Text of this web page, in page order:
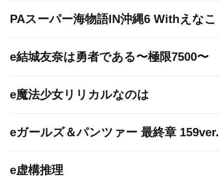
PAスーパー海物語IN沖縄6 Withえなこ
e結城友奈は勇者である〜極限7500〜
e魔法少女リリカルなのは
eガールズ＆パンツァー 最終章 159ver.
e虚構推理